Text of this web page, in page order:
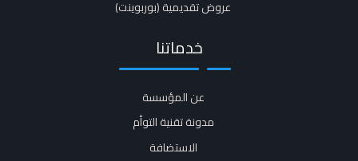
عروض تقديمية (بوربوينت)​
خدماتنا
عن المؤسسة
مدونة تقنية التوأم
الاستضافة